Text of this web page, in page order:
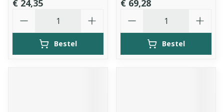
€ 24,35
Bestel
€ 69,28
Bestel